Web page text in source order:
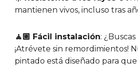
mantienen vivos, incluso tras
🧘🏼 Fácil instalación:
¡Atrévete sin remordimientos!
pintado está diseñado para que